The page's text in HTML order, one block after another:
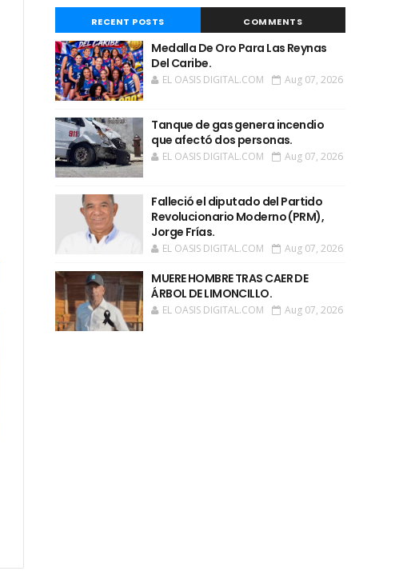
RECENT POSTS COMMENTS
Medalla De Oro Para Las Reynas
Del Caribe.
EL OASIS DIGITAL.COM Aug 07, 2026
Tanque de gas genera incendio
que afectó dos personas.
EL OASIS DIGITAL.COM Aug 07, 2026
Falleció el diputado del Partido
Revolucionario Moderno (PRM),
Jorge Frías.
EL OASIS DIGITAL.COM Aug 07, 2026
MUERE HOMBRE TRAS CAER DE
ÁRBOL DE LIMONCILLO.
EL OASIS DIGITAL.COM Aug 07, 2026